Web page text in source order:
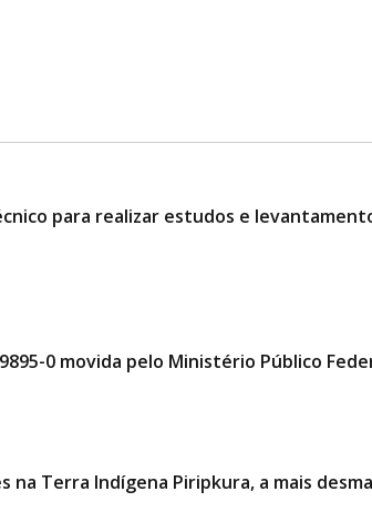
para realizar estudos e
0 movida pelo Ministério Público
Terra Indígena Piripkura, a mais